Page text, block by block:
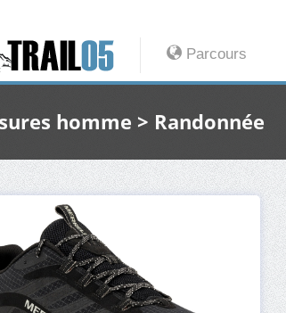
Parcours
homme > Randonnée